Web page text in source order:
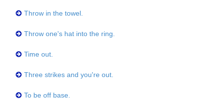
Throw in the towel.
Throw one's hat into the ring.
Time out.
Three strikes and you're out.
To be off base.